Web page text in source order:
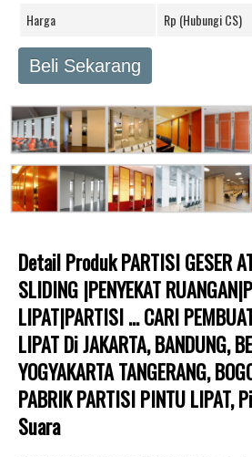
Harga
Rp (Hubungi CS)
Beli Sekarang
Detail Produk PARTISI GESER
SLIDING |PENYEKAT
LIPAT|PARTISI … CARI
LIPAT Di JAKARTA, BANDUNG,
YOGYAKARTA TANGERANG,
PABRIK PARTISI PINTU LIPAT,
Suara